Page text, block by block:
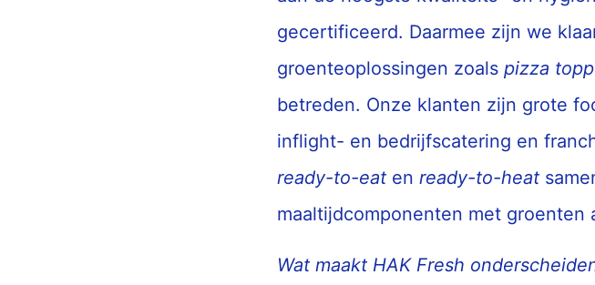
gecertificeerd. Daarmee zijn we
groenteoplossingen zoals pizza
betreden. Onze klanten zijn grote
inflight- en bedrijfscatering en
ready-to-eat en ready-to-heat
maaltijdcomponenten met groenten
Wat maakt HAK Fresh